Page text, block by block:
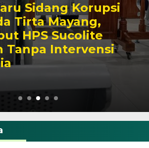
Sidang Korupsi
Tirta Mayang,
HPS Sucolite
Tanpa Intervensi